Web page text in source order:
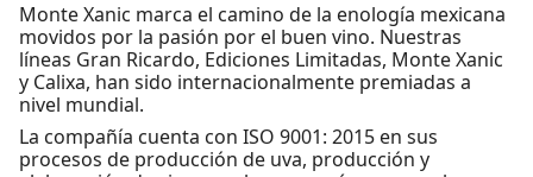
Monte Xanic marca el camino de la enología mexicana
movidos por la pasión por el buen vino. Nuestras
líneas Gran Ricardo, Ediciones Limitadas, Monte Xanic
y Calixa, han sido internacionalmente premiadas a
nivel mundial.
La compañía cuenta con ISO 9001: 2015 en sus
procesos de producción de uva, producción y